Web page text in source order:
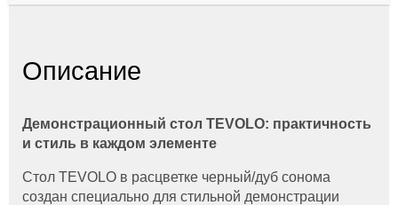
Описание
Демонстрационный стол TEVOLO: практичность
и стиль в каждом элементе
Стол TEVOLO в расцветке черный/дуб сонома
создан специально для стильной демонстрации